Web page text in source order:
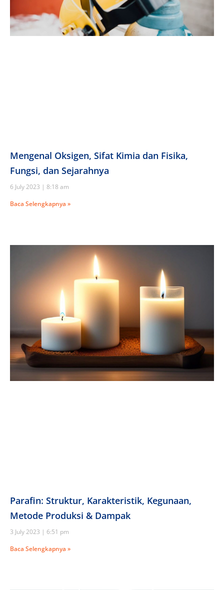
Mengenal Oksigen, Sifat Kimia dan Fisika,
Fungsi, dan Sejarahnya
6 July 2023
8:18 am
Baca Selengkapnya »
Parafin: Struktur, Karakteristik, Kegunaan,
Metode Produksi & Dampak
3 July 2023
6:51 pm
Baca Selengkapnya »